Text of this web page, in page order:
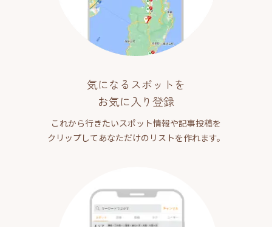
気になるスポットを
お気に入り登録
これから行きたいスポット情報や記事投稿を
クリップしてあなただけのリストを作れます。